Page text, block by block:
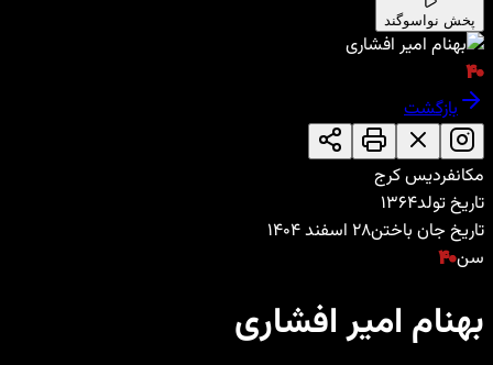
پخش نوا سوگند
۴۰
بازگشت
مکانفردیس کرج
تاریخ تولد۱۳۶۴
تاریخ جان باختن۲۸ اسفند ۱۴۰۴
سن۴۰
بهنام امیر افشاری